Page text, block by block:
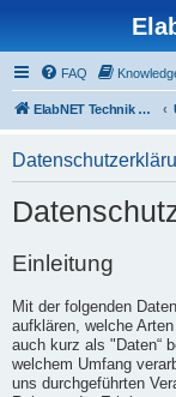
FAQ
ElabNET Technik Forum
Einleitung
Mit der folgenden
aufklären, welche
auch kurz als "Daten“
welchem Umfang
uns durchgeführten